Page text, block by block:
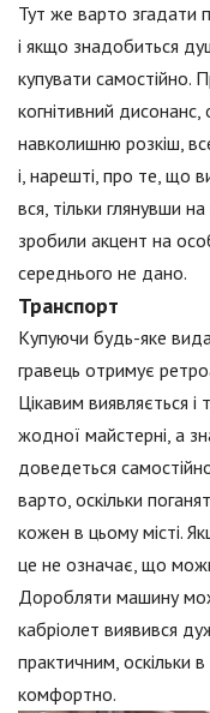
Тут же варто згадати
і якщо знадобиться
купувати самостійно.
когнітивний
навколишню розкіш,
і, нарешті, про те, що
вся, тільки глянувши
зробили акцент на
середнього не дано.
Транспорт
Купуючи будь-яке
гравець отримує
Цікавим виявляється
жодної майстерні, а
доведеться
варто, оскільки
кожен в цьому місті.
це не означає, що
Доробляти машину
кабріолет виявився
практичним, оскільки
комфортно.